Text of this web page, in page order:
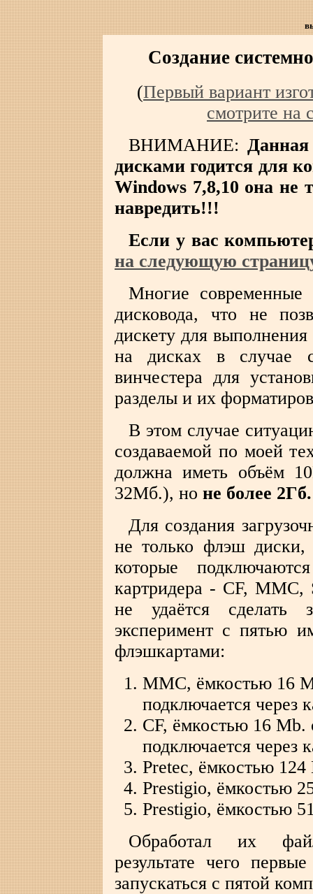
Создание
(Первый вариант
смотрите на
ВНИМАНИЕ:
дисками годится для
Windows 7,8,10 она не
навредить!!!
Если у вас
на следующую
Многие
дисковода, что не
дискету для
на дисках в случае
винчестера для
разделы и их
В этом случае
создаваемой по моей
должна иметь объём
32Мб.), но не более 2Гб.
Для создания
не только флэш
которые
картридера - CF,
не удаётся сделать
эксперимент с пятью
флэшкартами:
MMC, ёмкостью 16
подключается через
CF, ёмкостью 16 Mb.
подключается через
Pretec, ёмкостью
Prestigio, ёмкостью
Prestigio, ёмкостью
Обработал их
результате чего
запускаться с пятой